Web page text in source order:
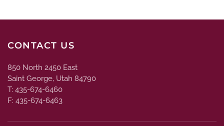
CONTACT US
850 North 2450 East
Saint George, Utah 84790
T: 435-674-6460
F: 435-674-6463